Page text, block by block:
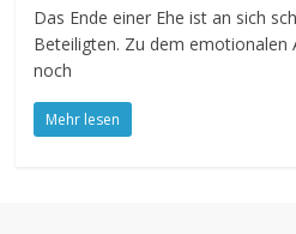
Das Ende einer Ehe ist an sich
Beteiligten. Zu dem emotionalen
noch
Mehr lesen